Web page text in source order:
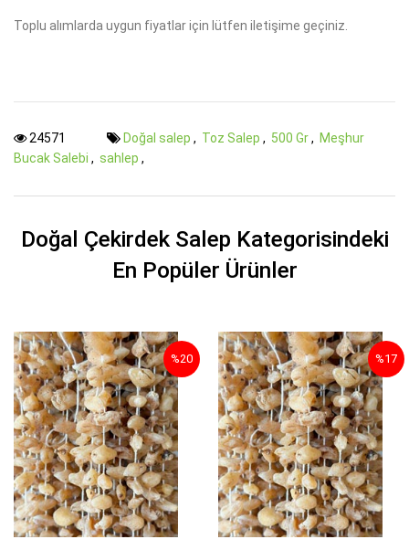
Toplu alımlarda uygun fiyatlar için lütfen iletişime geçiniz.
24571 Doğal salep , Toz Salep , 500 Gr, Meşhur
Bucak Salebi , sahlep ,
Doğal Çekirdek Salep Kategorisindeki
En Popüler Ürünler
%20 %17